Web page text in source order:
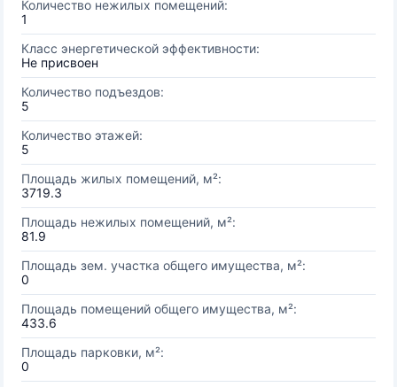
Количество нежилых помещений:
1
Класс энергетической эффективности:
Не присвоен
Количество подъездов:
5
Количество этажей:
5
Площадь жилых помещений, м²:
3719.3
Площадь нежилых помещений, м²:
81.9
Площадь зем. участка общего имущества, м²:
0
Площадь помещений общего имущества, м²:
433.6
Площадь парковки, м²:
0